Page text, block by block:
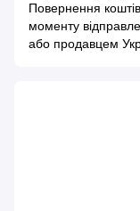
Повернення
моменту
або продавцем